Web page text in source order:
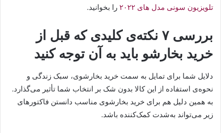
تلویزیون سونی مدل های ۲۰۲۲
را بخوانید.
بررسی ۷ نکته‌ی کلیدی که قبل از
خرید بخارشو باید به آن توجه کنید
دلایل شما برای تمایل به سمت خرید بخارشوی، سبک زندگی و
نحوه‌ی استفاده از این کالا بدون شک بر انتخاب شما تأثیر می‌گذارد.
به همین دلیل هم برای خرید بخارشوی مناسب دانستن فاکتورهای
زیر می‌تواند به‌شدت کمک‌کننده باشد.